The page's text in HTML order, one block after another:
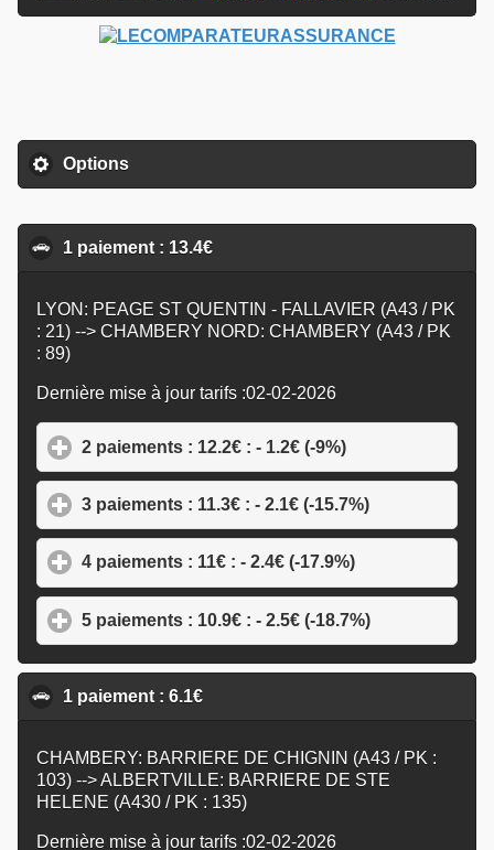
Options
1 paiement : 13.4€
LYON: PEAGE ST QUENTIN - FALLAVIER (A43 / PK
: 21) --> CHAMBERY NORD: CHAMBERY (A43 / PK
: 89)
Dernière mise à jour tarifs :02-02-2026
2 paiements : 12.2€ : - 1.2€ (-9%)
3 paiements : 11.3€ : - 2.1€ (-15.7%)
4 paiements : 11€ : - 2.4€ (-17.9%)
5 paiements : 10.9€ : - 2.5€ (-18.7%)
1 paiement : 6.1€
CHAMBERY: BARRIERE DE CHIGNIN (A43 / PK :
103) --> ALBERTVILLE: BARRIERE DE STE
HELENE (A430 / PK : 135)
Dernière mise à jour tarifs :02-02-2026